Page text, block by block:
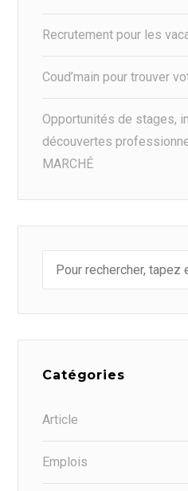
Recrutement pour les
Coud’main pour trouver
Opportunités de stages,
découvertes
MARCHÉ
Catégories
Article
Emplois